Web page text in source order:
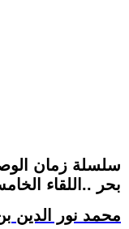
سلسلة زمان
بحر ..اللقاء
محمد نور الدين